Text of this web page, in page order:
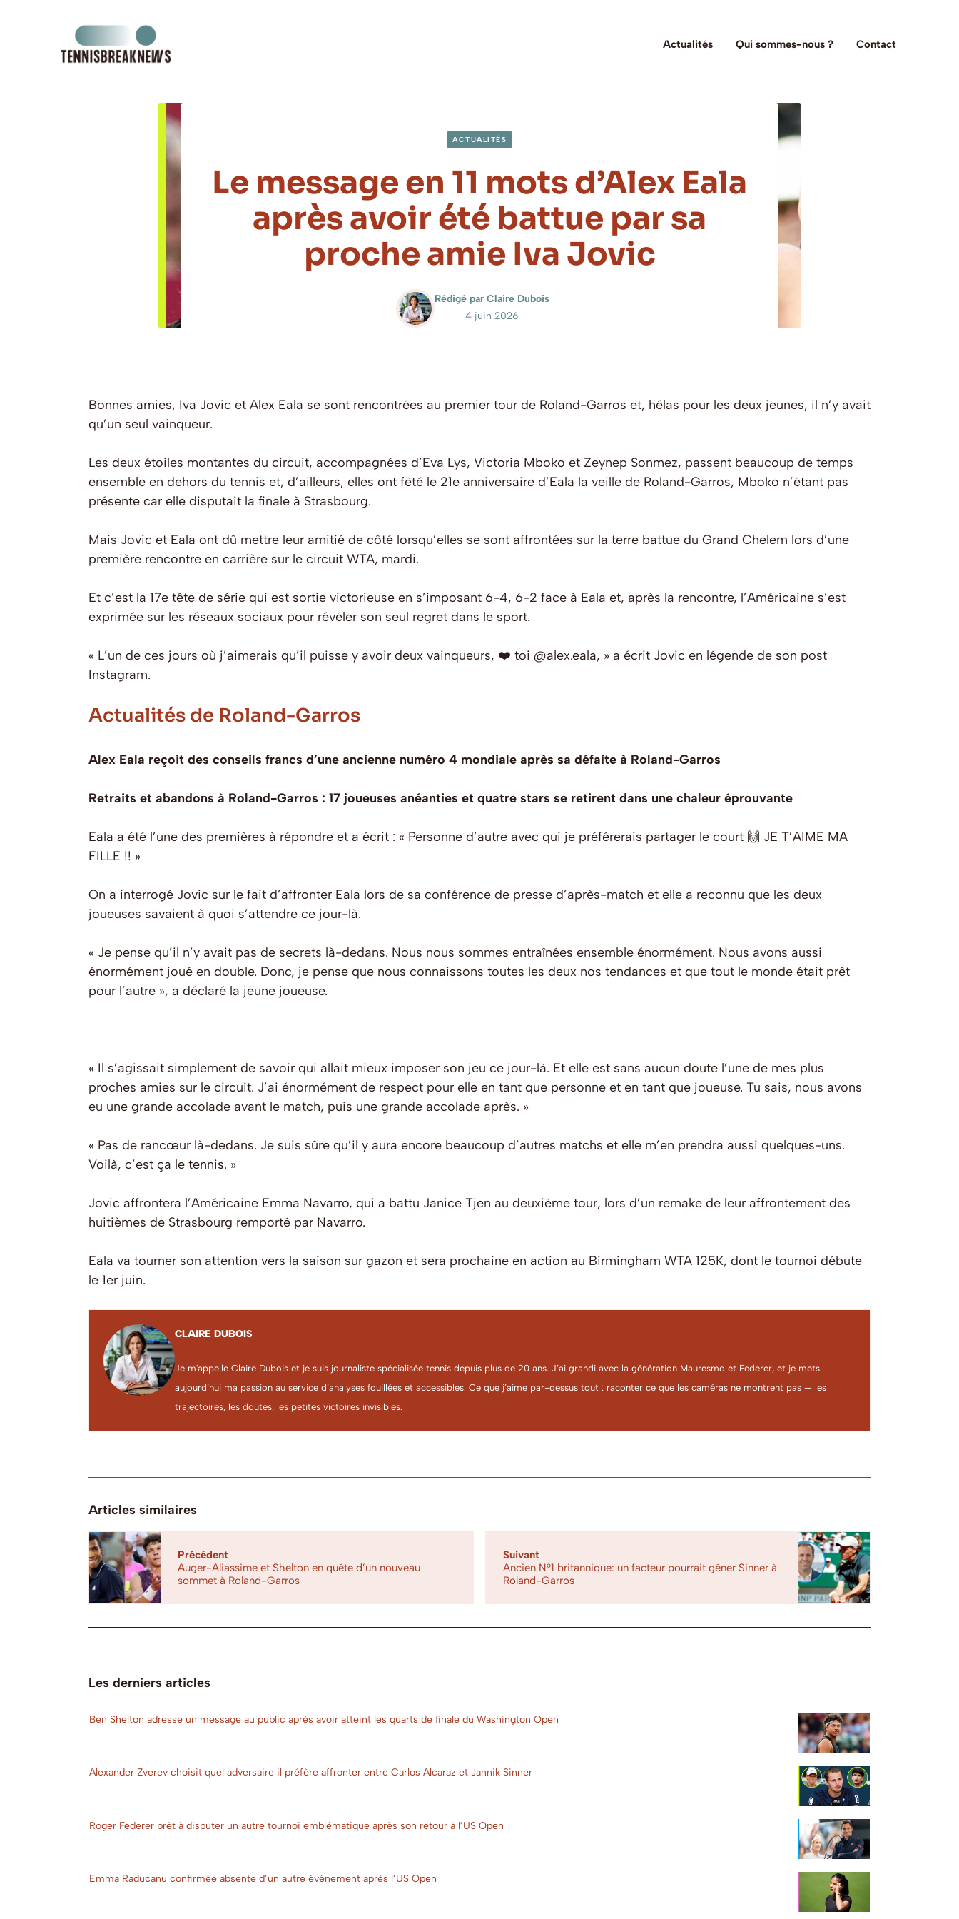
Actualités Qui sommes-nous ? Contact
ACTUALITÉS
Le message en 11 mots d’Alex Eala
après avoir été battue par sa
proche amie Iva Jovic
Rédigé par Claire Dubois
4 juin 2026
Bonnes amies, Iva Jovic et Alex Eala se sont rencontrées au premier tour de Roland-Garros et, hélas pour les deux jeunes, il n’y avait
qu’un seul vainqueur.
Les deux étoiles montantes du circuit, accompagnées d’Eva Lys, Victoria Mboko et Zeynep Sonmez, passent beaucoup de temps
ensemble en dehors du tennis et, d’ailleurs, elles ont fêté le 21e anniversaire d’Eala la veille de Roland-Garros, Mboko n’étant pas
présente car elle disputait la finale à Strasbourg.
Mais Jovic et Eala ont dû mettre leur amitié de côté lorsqu’elles se sont affrontées sur la terre battue du Grand Chelem lors d’une
première rencontre en carrière sur le circuit WTA, mardi.
Et c’est la 17e tête de série qui est sortie victorieuse en s’imposant 6-4, 6-2 face à Eala et, après la rencontre, l’Américaine s’est
exprimée sur les réseaux sociaux pour révéler son seul regret dans le sport.
« L’un de ces jours où j’aimerais qu’il puisse y avoir deux vainqueurs, ❤️ toi @alex.eala, » a écrit Jovic en légende de son post
Instagram.
Actualités de Roland-Garros
Alex Eala reçoit des conseils francs d’une ancienne numéro 4 mondiale après sa défaite à Roland-Garros
Retraits et abandons à Roland-Garros : 17 joueuses anéanties et quatre stars se retirent dans une chaleur éprouvante
Eala a été l’une des premières à répondre et a écrit : « Personne d’autre avec qui je préférerais partager le court 🙌 JE T’AIME MA
FILLE !! »
On a interrogé Jovic sur le fait d’affronter Eala lors de sa conférence de presse d’après-match et elle a reconnu que les deux
joueuses savaient à quoi s’attendre ce jour-là.
« Je pense qu’il n’y avait pas de secrets là-dedans. Nous nous sommes entraînées ensemble énormément. Nous avons aussi
énormément joué en double. Donc, je pense que nous connaissons toutes les deux nos tendances et que tout le monde était prêt
pour l’autre », a déclaré la jeune joueuse.
« Il s’agissait simplement de savoir qui allait mieux imposer son jeu ce jour-là. Et elle est sans aucun doute l’une de mes plus
proches amies sur le circuit. J’ai énormément de respect pour elle en tant que personne et en tant que joueuse. Tu sais, nous avons
eu une grande accolade avant le match, puis une grande accolade après. »
« Pas de rancœur là-dedans. Je suis sûre qu’il y aura encore beaucoup d’autres matchs et elle m’en prendra aussi quelques-uns.
Voilà, c’est ça le tennis. »
Jovic affrontera l’Américaine Emma Navarro, qui a battu Janice Tjen au deuxième tour, lors d’un remake de leur affrontement des
huitièmes de Strasbourg remporté par Navarro.
Eala va tourner son attention vers la saison sur gazon et sera prochaine en action au Birmingham WTA 125K, dont le tournoi débute
le 1er juin.
CLAIRE DUBOIS
Je m'appelle Claire Dubois et je suis journaliste spécialisée tennis depuis plus de 20 ans. J’ai grandi avec la génération Mauresmo et Federer, et je mets
aujourd’hui ma passion au service d’analyses fouillées et accessibles. Ce que j’aime par-dessus tout : raconter ce que les caméras ne montrent pas — les
trajectoires, les doutes, les petites victoires invisibles.
Articles similaires
Précédent
Auger-Aliassime et Shelton en quête d’un nouveau
sommet à Roland-Garros
Suivant
Ancien N°1 britannique: un facteur pourrait gêner Sinner à
Roland-Garros
Les derniers articles
Ben Shelton adresse un message au public après avoir atteint les quarts de finale du Washington Open
Alexander Zverev choisit quel adversaire il préfère affronter entre Carlos Alcaraz et Jannik Sinner
Roger Federer prêt à disputer un autre tournoi emblématique après son retour à l’US Open
Emma Raducanu confirmée absente d’un autre événement après l’US Open